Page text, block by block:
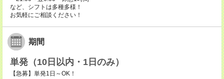
など、シフトは多種多様！
お気軽にご相談ください！
期間
単発（10日以内・1日のみ）
【急募】単発1日～OK！